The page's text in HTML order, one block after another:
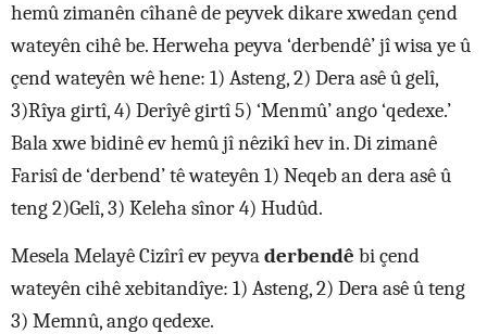
hemû zimanên cîhanê de peyvek dikare xwedan çend
wateyên cihê be. Herweha peyva ‘derbendê’ jî wisa ye û
çend wateyên wê hene: 1) Asteng, 2) Dera asê û gelî,
3)Rîya girtî, 4) Derîyê girtî 5) ‘Menmû’ ango ‘qedexe.’
Bala xwe bidinê ev hemû jî nêzikî hev in. Di zimanê
Farisî de ‘derbend’ tê wateyên 1) Neqeb an dera asê û
teng 2)Gelî, 3) Keleha sînor 4) Hudûd.
Mesela Melayê Cizîrî ev peyvaderbendê bi çend
wateyên cihê xebitandîye: 1) Asteng, 2) Dera asê û teng
3) Memnû, ango qedexe.